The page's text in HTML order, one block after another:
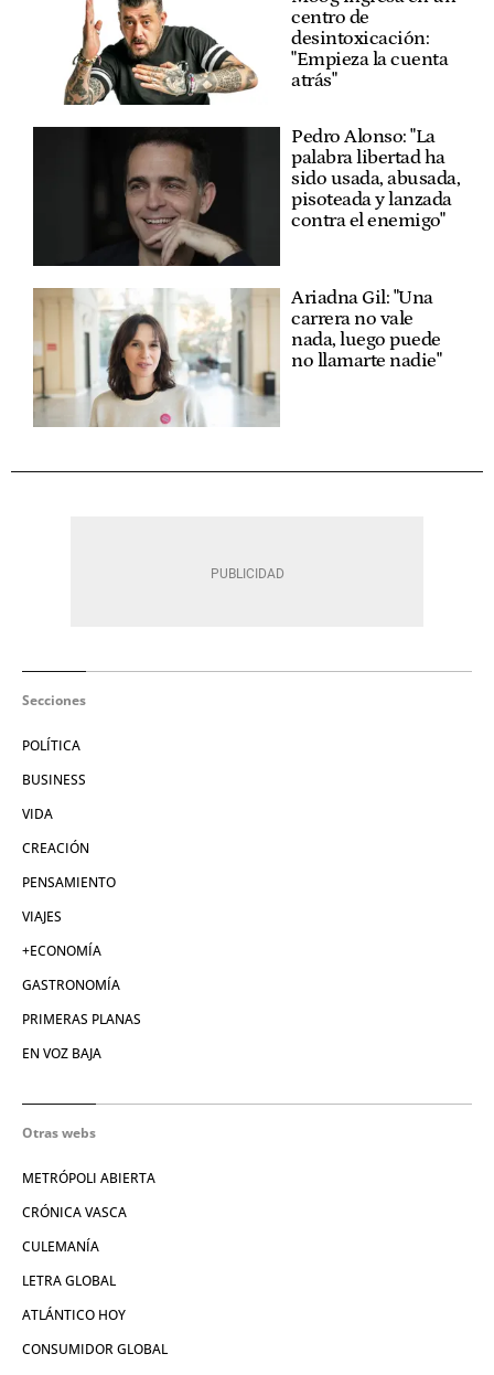
centro de
desintoxicación:
"Empieza la cuenta
atrás"
Pedro Alonso: "La
palabra libertad ha
sido usada, abusada,
pisoteada y lanzada
contra el enemigo"
Ariadna Gil: "Una
carrera no vale
nada, luego puede
no llamarte nadie"
Secciones
POLÍTICA
BUSINESS
VIDA
CREACIÓN
PENSAMIENTO
VIAJES
+ECONOMÍA
GASTRONOMÍA
PRIMERAS PLANAS
EN VOZ BAJA
Otras webs
METRÓPOLI ABIERTA
CRÓNICA VASCA
CULEMANÍA
LETRA GLOBAL
ATLÁNTICO HOY
CONSUMIDOR GLOBAL